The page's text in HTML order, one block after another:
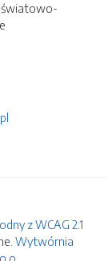
z WCAG 2.1
Wytwórnia